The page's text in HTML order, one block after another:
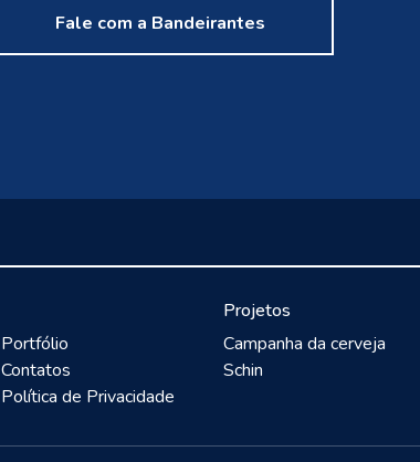
Fale com a Bandeirantes
Portfólio
Contatos
Política de Privacidade
Projetos
Campanha da cerveja
Schin